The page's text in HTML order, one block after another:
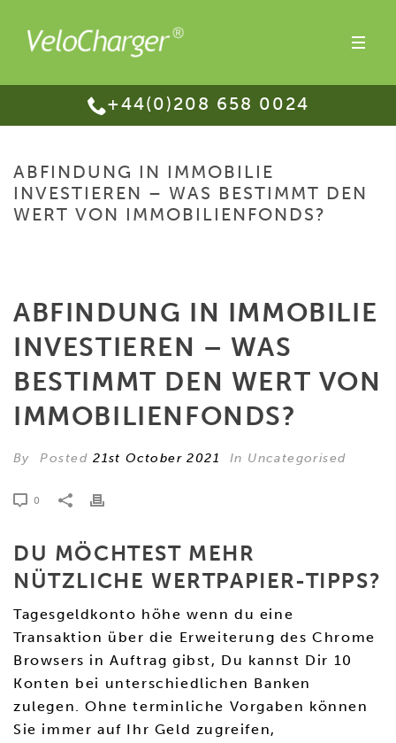
+44(0)208 658 0024
ABFINDUNG IN IMMOBILIE
INVESTIEREN – WAS BESTIMMT DEN
WERT VON IMMOBILIENFONDS?
ABFINDUNG IN IMMOBILIE
INVESTIEREN – WAS
BESTIMMT DEN WERT VON
IMMOBILIENFONDS?
By Posted21st October 2021 In Uncategorised
0
DU MÖCHTEST MEHR
NÜTZLICHE WERTPAPIER-TIPPS?
Tagesgeldkonto höhe wenn du eine
Transaktion über die Erweiterung des Chrome
Browsers in Auftrag gibst, Du kannst Dir 10
Konten bei unterschiedlichen Banken
zulegen. Ohne terminliche Vorgaben können
Sie immer auf Ihr Geld zugreifen,